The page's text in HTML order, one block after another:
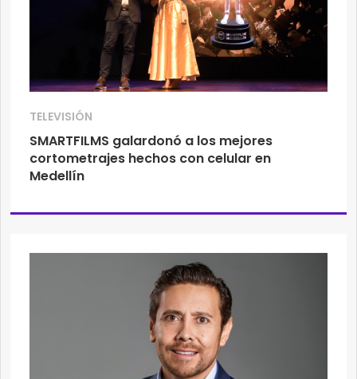
TELEVISIÓN
SMARTFILMS galardonó a los mejores
cortometrajes hechos con celular en
Medellín